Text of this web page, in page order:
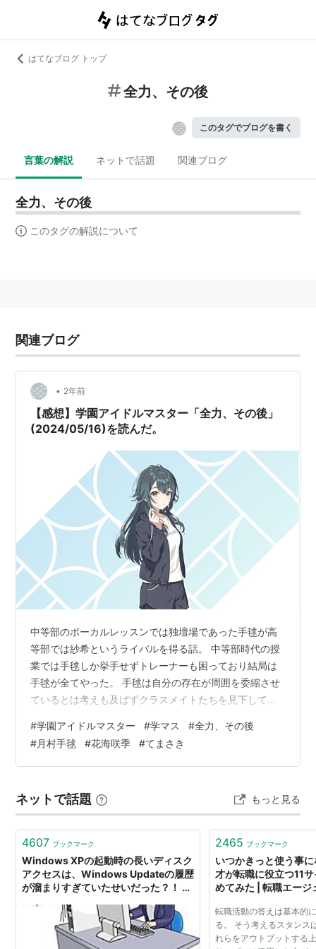
はてなブログ トップ
全力、その後
このタグでブログを書く
言葉の解説 ネットで話題 関連ブログ
全力、その後
このタグの解説について
関連ブログ
• 2年前
【感想】学園アイドルマスター「全力、その後」
(2024/05/16)を読んだ。
中等部のボーカルレッスンでは独壇場であった手毬が高
等部では紗希というライバルを得る話。 中等部時代の授
業では手毬しか挙手せずトレーナーも困っており結局は
手毬が全てやった。 手毬は自分の存在が周囲を委縮させ
ているとは考えも及ばずクラスメイトたちを見下してい
なる。学年首席の稀咲が台頭してきたのだ。 これにはボ
ーカルトレーナーもニッコリ。手毬は入学したばかりな
のに度胸があると評価する。 だが手毬と同じで咲季もや
ていく。 何事も一番でなければ気が済まないと宣言する
稀咲に手毬はワガママであると喧嘩腰で挑…
#学園アイドルマスター #学マス #全力、その後
#月村手毬 #花海咲季 #てまさき
ネットで話題 もっと見る
4607 ブックマーク
Windows XPの起動時の長いディスク
アクセスは、Windows Updateの履歴
が溜まりすぎていたせいだった？！ -
2465 ブックマーク
いつかきっと使う事
才が転職に役立つ11
めてみた | 転職エージ
転職活動の答えは基本的
る。 そう考えるスタンス
れらをアウトプットする